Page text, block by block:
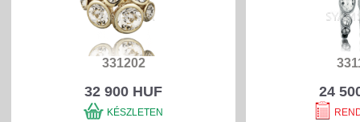
331202
32 900 HUF
KÉSZLETEN
24